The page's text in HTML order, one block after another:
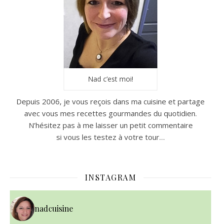
Nad c’est moi!
Depuis 2006, je vous reçois dans ma cuisine et partage
avec vous mes recettes gourmandes du quotidien.
N’hésitez pas à me laisser un petit commentaire
si vous les testez à votre tour…
INSTAGRAM
nadcuisine